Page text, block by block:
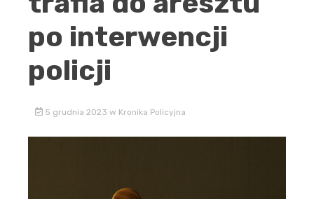
po interwencji
policji
5 grudnia 2023 w Kronika Policyjna